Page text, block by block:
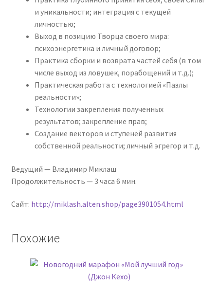
и уникальности; интеграция с текущей
личностью;
Выход в позицию Творца своего мира:
психоэнергетика и личный договор;
Практика сборки и возврата частей себя (в том
числе выход из ловушек, порабощений и т.д.);
Практическая работа с технологией «Пазлы
реальности»;
Технологии закрепления полученных
результатов; закрепление прав;
Создание векторов и ступеней развития
собственной реальности; личный эгрегор и т.д.
Ведущий — Владимир Миклаш
Продолжительность — 3 часа 6 мин.
Сайт: http://miklash.alten.shop/page3901054.html
Похожие